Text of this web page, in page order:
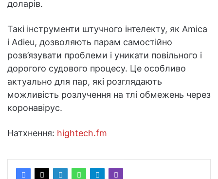
доларів.
Такі інструменти штучного інтелекту, як Amica
і Adieu, дозволяють парам самостійно
розв’язувати проблеми і уникати повільного і
дорогого судового процесу. Це особливо
актуально для пар, які розглядають
можливість розлучення на тлі обмежень через
коронавірус.
Натхнення: hightech.fm